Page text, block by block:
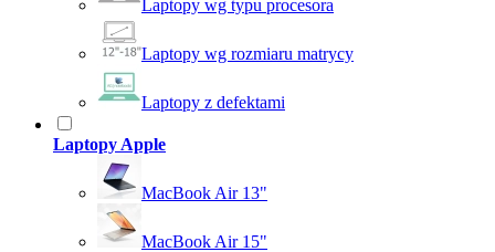
Laptopy wg typu procesora
Laptopy wg rozmiaru matrycy
Laptopy z defektami
Laptopy Apple
MacBook Air 13"
MacBook Air 15"